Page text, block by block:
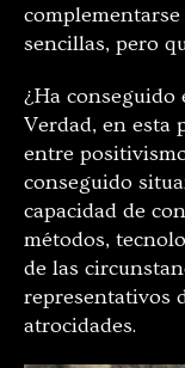
sencillas, pero
¿Ha
Verdad, en esta
entre
conseguido
capacidad de
métodos,
de las
representativos
atrocidades.